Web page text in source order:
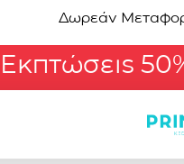
Δωρεάν
Εκπτώσεις